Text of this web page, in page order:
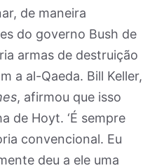
de maneira
do governo Bush de
armas de destruição
a al-Qaeda. Bill Keller,
, afirmou que isso
de Hoyt. ‘É sempre
convencional. Eu
deu a ele uma